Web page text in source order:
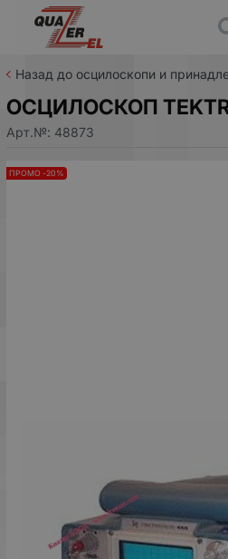
Назад до осцилоскопи и
ОСЦИЛОСКОП
Арт.№: 48873
ПРОМО -20%